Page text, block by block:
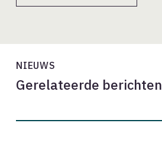
NIEUWS
Gerelateerde berichten